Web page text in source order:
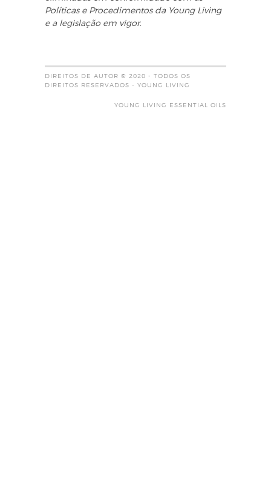
Políticas e Procedimentos da Young Living
e a legislação em vigor.
DIREITOS DE AUTOR © 2020 - TODOS OS
DIREITOS RESERVADOS - YOUNG LIVING
YOUNG LIVING ESSENTIAL OILS